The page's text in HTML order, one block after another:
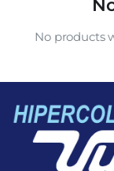
No products